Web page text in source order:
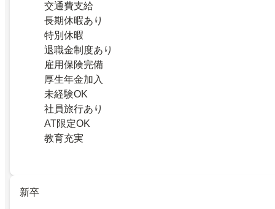
交通費支給
長期休暇あり
特別休暇
退職金制度あり
雇用保険完備
厚生年金加入
未経験OK
社員旅行あり
AT限定OK
教育充実
新卒